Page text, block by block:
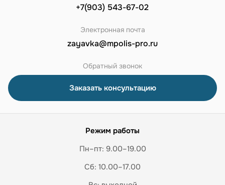
+7(903) 543-67-02
Электронная почта
zayavka@mpolis-pro.ru
Обратный звонок
Заказать консультацию
Режим работы
Пн–пт: 9.00–19.00
Сб: 10.00–17.00